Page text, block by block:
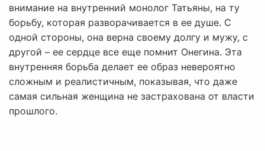
внимание на внутренний монолог Татьяны, на ту
борьбу, которая разворачивается в ее душе. С
одной стороны, она верна своему долгу и мужу, с
другой – ее сердце все еще помнит Онегина. Эта
внутренняя борьба делает ее образ невероятно
сложным и реалистичным, показывая, что даже
самая сильная женщина не застрахована от власти
прошлого.